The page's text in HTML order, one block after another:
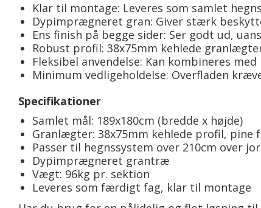
Klar til montage: Leveres som samlet
Dypimprægneret gran: Giver stærk
Ens finish på begge sider: Ser godt ud,
Robust profil: 38x75mm kehlede
Fleksibel anvendelse: Kan kombineres
Minimum vedligeholdelse: Overfladen
Specifikationer
Samlet mål: 189x180cm (bredde x højde)
Granlægter: 38x75mm kehlede profil, pine
Passer til hegnssystem over 210cm over
Dypimprægneret grantræ
Vægt: 96kg pr. sektion
Leveres som færdigt fag, klar til montage